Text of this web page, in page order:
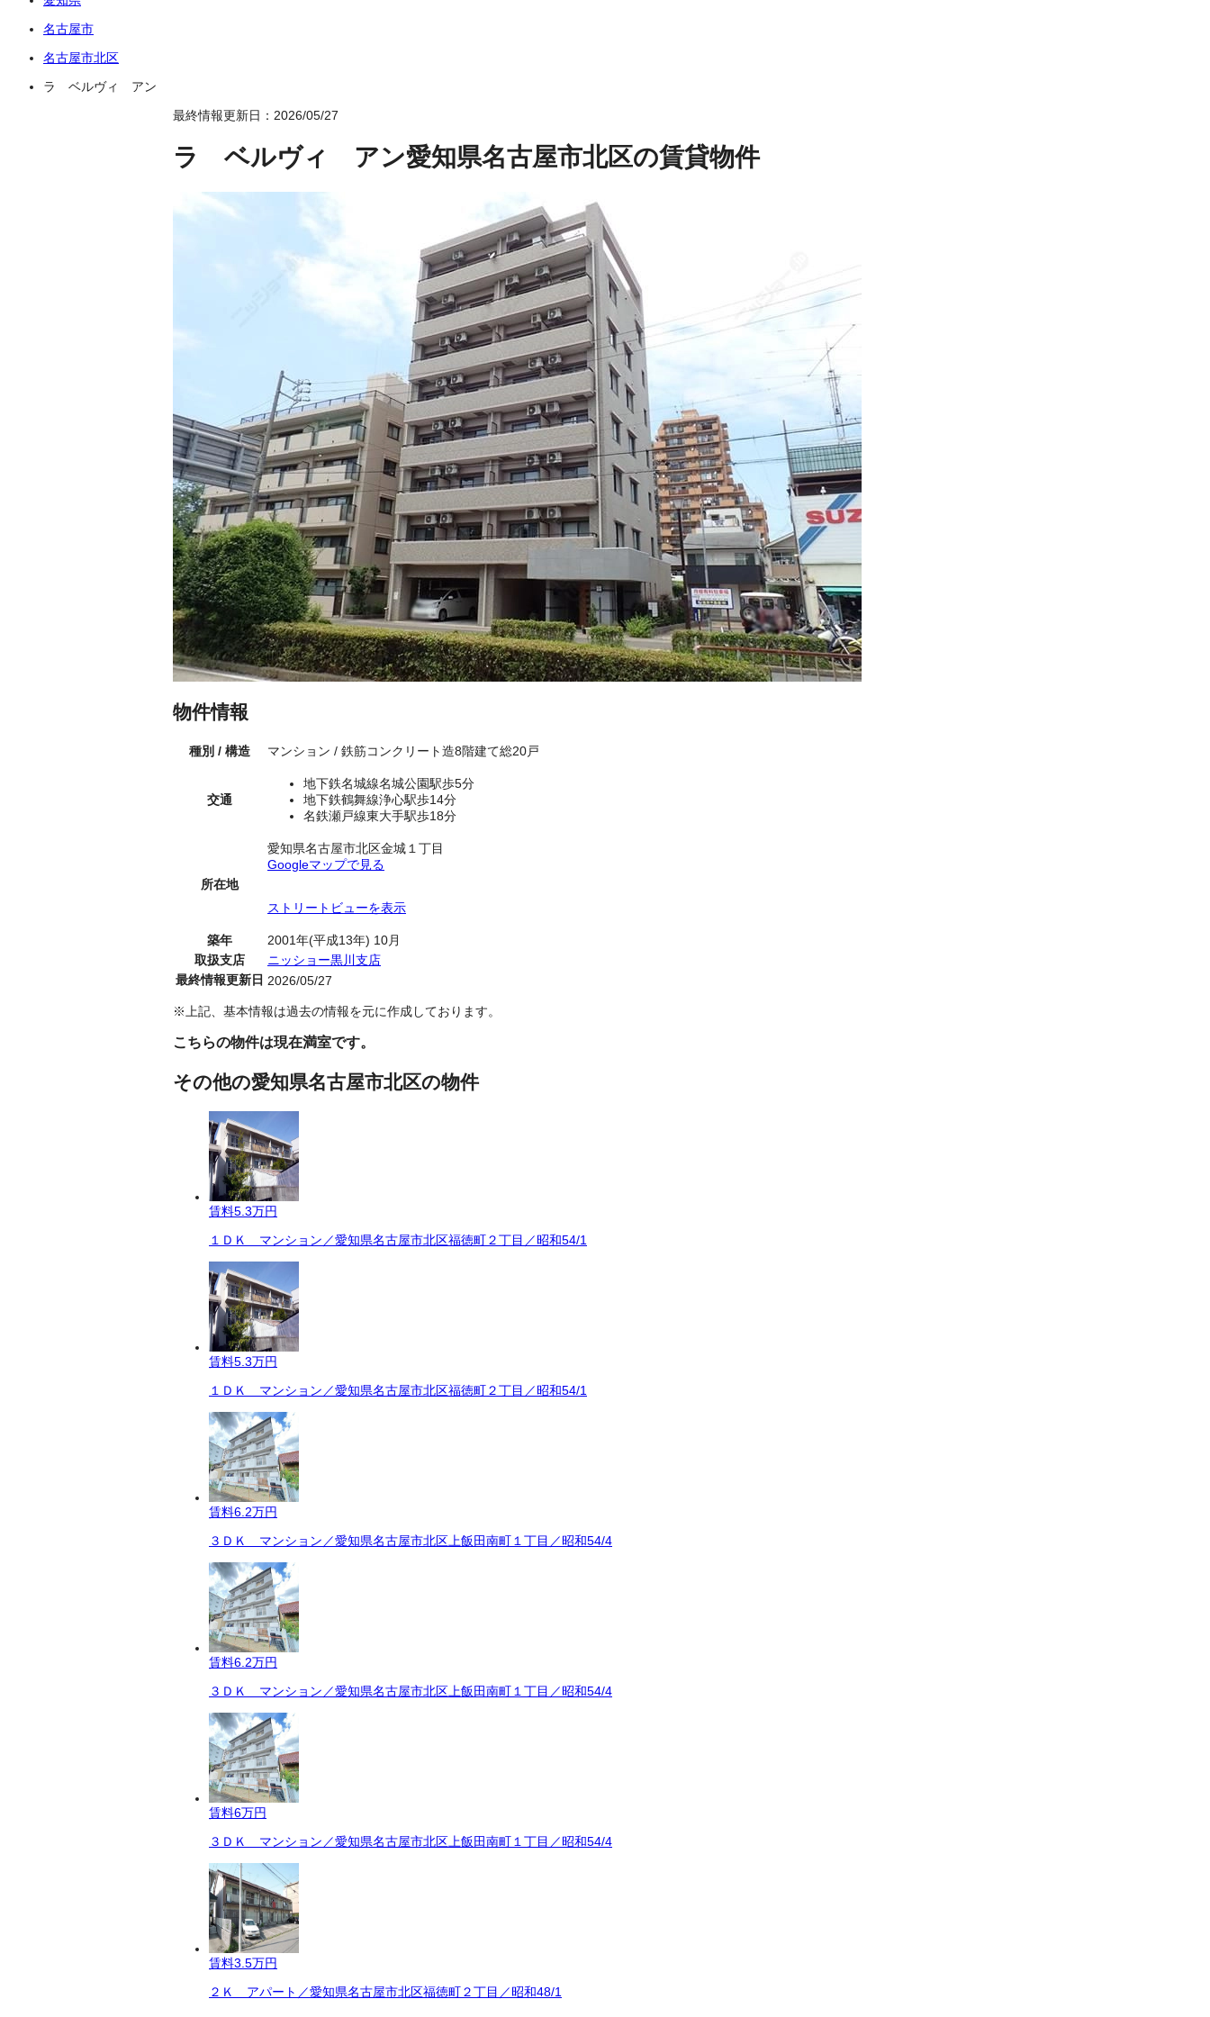
名古屋市
名古屋市北区
ラ ベルヴィ アン
最終情報更新日：2026/05/27
ラ ベルヴィ アン愛知県名古屋市北区の賃貸物件
物件情報
種別 / 構造 マンション / 鉄筋コンクリート造8階建て総20戸
交通
地下鉄名城線名城公園駅歩5分
地下鉄鶴舞線浄心駅歩14分
名鉄瀬戸線東大手駅歩18分
所在地
愛知県名古屋市北区金城１丁目
Googleマップで見る
ストリートビューを表示
築年
2001年(平成13年) 10月
取扱支店
ニッショー黒川支店
最終情報更新日 2026/05/27
※上記、基本情報は過去の情報を元に作成しております。
こちらの物件は現在満室です。
その他の愛知県名古屋市北区の物件
賃料5.3万円
１ＤＫ マンション／愛知県名古屋市北区福徳町２丁目／昭和54/1
賃料5.3万円
１ＤＫ マンション／愛知県名古屋市北区福徳町２丁目／昭和54/1
賃料6.2万円
３ＤＫ マンション／愛知県名古屋市北区上飯田南町１丁目／昭和54/4
賃料6.2万円
３ＤＫ マンション／愛知県名古屋市北区上飯田南町１丁目／昭和54/4
賃料6万円
３ＤＫ マンション／愛知県名古屋市北区上飯田南町１丁目／昭和54/4
賃料3.5万円
２Ｋ アパート／愛知県名古屋市北区福徳町２丁目／昭和48/1